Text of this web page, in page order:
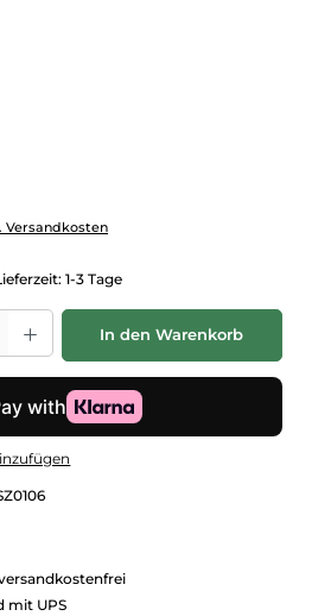
Versandkosten
1-3 Tage
gewünschten Wert ein oder benutze die
In den Warenkorb
mit UPS